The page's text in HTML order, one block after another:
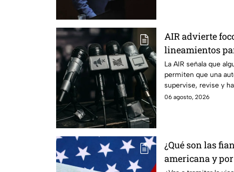
AIR advierte
lineamientos
audiencias
La AIR señala que
permiten que una
supervise, revise y
transmiten los medios.
06 agosto, 2026
¿Qué son las
americana y